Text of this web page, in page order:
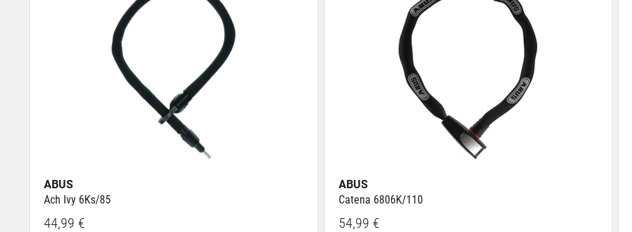
ABUS
Ach Ivy 6Ks/85
44,99 €
ABUS
Catena 6806K/110
54,99 €